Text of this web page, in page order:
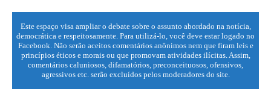
Este espaço visa ampliar o debate sobre o assunto abordado na notícia,
democrática e respeitosamente. Para utilizá-lo, você deve estar logado no
Facebook. Não serão aceitos comentários anônimos nem que firam leis e
princípios éticos e morais ou que promovam atividades ilícitas. Assim,
comentários caluniosos, difamatórios, preconceituosos, ofensivos,
agressivos etc. serão excluídos pelos moderadores do site.